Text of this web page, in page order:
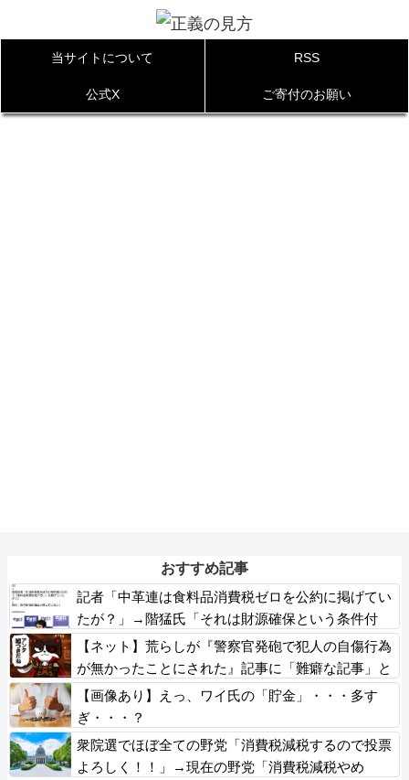
当サイトについて RSS
公式X ご寄付のお願い
おすすめ記事
記者「中革連は食料品消費税ゼロを公約に掲げてい
たが？」→階猛氏「それは財源確保という条件付
き」
【ネット】荒らしが『警察官発砲で犯人の自傷行為
が無かったことにされた』記事に「難癖な記事」と
イチャモン→自傷行為の動画が拡散してマスゴミの
偏向報道確定
【画像あり】えっ、ワイ氏の「貯金」・・・多す
ぎ・・・？
衆院選でほぼ全ての野党「消費税減税するので投票
よろしく！！」→現在の野党「消費税減税やめ